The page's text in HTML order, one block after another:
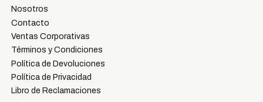
Nosotros
Contacto
Ventas Corporativas
Términos y Condiciones
Política de Devoluciones
Política de Privacidad
Libro de Reclamaciones